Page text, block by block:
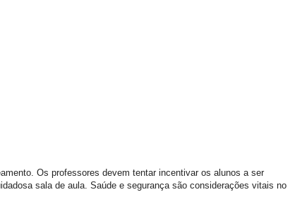
Os professores devem tentar incentivar os alunos a ser
sala de aula. Saúde e segurança são considerações vitais no